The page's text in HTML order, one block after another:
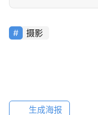
员
源
素
摄影
生成海报